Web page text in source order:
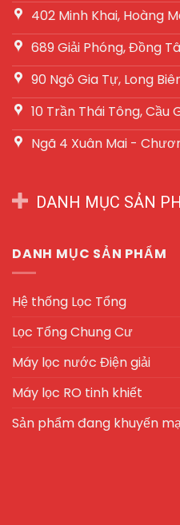
402 Minh Khai, Hoàng
689 Giải Phóng, Đồng
90 Ngô Gia Tự, Long
10 Trần Thái Tông, Cầu
Ngã 4 Xuân Mai -
DANH MỤC SẢN
DANH MỤC SẢN PHẨM
Hệ thống Lọc Tổng
Lọc Tổng Chung Cư
Máy lọc nước Điện giải
Máy lọc RO tinh khiết
Sản phẩm đang khuyến